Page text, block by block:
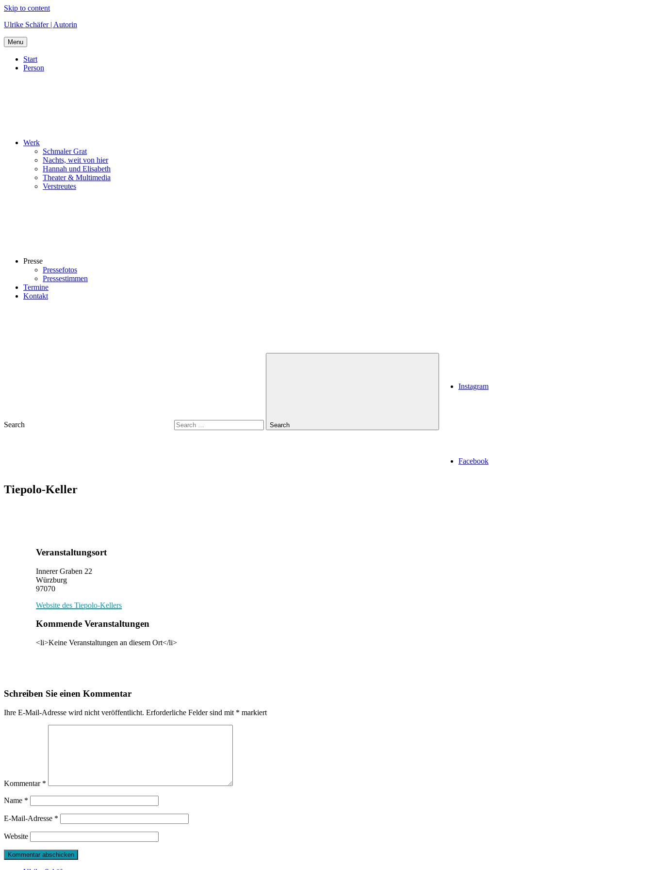
Skip to content
Ulrike Schäfer | Autorin
Menu
Start
Person
Werk
Schmaler Grat
Nachts, weit von hier
Hannah und Elisabeth
Theater & Multimedia
Verstreutes
Presse
Pressefotos
Pressestimmen
Termine
Kontakt
Search Search
Instagram
Facebook
Tiepolo-Keller
Veranstaltungsort
Innerer Graben 22
Würzburg
97070
Website des Tiepolo-Kellers
Kommende Veranstaltungen
<li>Keine Veranstaltungen an diesem Ort</li>
Schreiben Sie einen Kommentar
Ihre E-Mail-Adresse wird nicht veröffentlicht. Erforderliche Felder sind mit * markiert
Kommentar *
Name *
E-Mail-Adresse *
Website